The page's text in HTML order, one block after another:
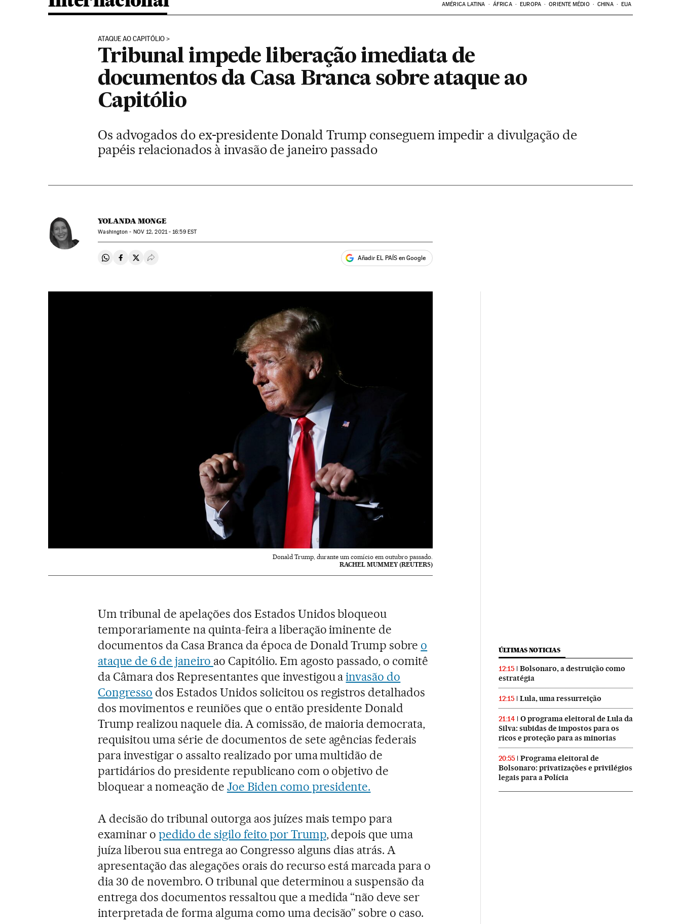
AMÉRICA LATINA ÁFRICA EUROPA ORIENTE MÉDIO CHINA EUA
ATAQUE AO CAPITÓLIO
Tribunal impede liberação imediata de
documentos da Casa Branca sobre ataque ao
Capitólio
Os advogados do ex-presidente Donald Trump conseguem impedir a divulgação de
papéis relacionados à invasão de janeiro passado
YOLANDA MONGE
Washington - NOV12, 2021 - 16:59EST
Compartir en Whatsapp
Compartir en Facebook
Compartir en Twitter
Desplegar Redes Sociales Añadir EL PAÍS en Google
Donald Trump, durante um comício em outubro passado.
RACHEL MUMMEY (REUTERS)
Um tribunal de apelações dos Estados Unidos bloqueou
temporariamente na quinta-feira a liberação iminente de
documentos da Casa Branca da época de Donald Trump sobre o
ataque de 6 de janeiro ao Capitólio. Em agosto passado, o comitê
da Câmara dos Representantes que investigou ainvasão do
Congresso dos Estados Unidos solicitou os registros detalhados
dos movimentos e reuniões que o então presidente Donald
Trump realizou naquele dia. A comissão, de maioria democrata,
requisitou uma série de documentos de sete agências federais
para investigar o assalto realizado por uma multidão de
partidários do presidente republicano com o objetivo de
bloquear a nomeação de Joe Biden como presidente.
A decisão do tribunal outorga aos juízes mais tempo para
examinar opedido de sigilo feito por Trump, depois que uma
juíza liberou sua entrega ao Congresso alguns dias atrás. A
apresentação das alegações orais do recurso está marcada para o
dia 30 de novembro. O tribunal que determinou a suspensão da
entrega dos documentos ressaltou que a medida “não deve ser
interpretada de forma alguma como uma decisão” sobre o caso.
ÚLTIMAS NOTICIAS
12:15
Bolsonaro, a destruição como
estratégia
12:15 Lula, uma ressurreição
21:14
O programa eleitoral de Lula da
Silva: subidas de impostos para os
ricos e proteção para as minorias
20:55
Programa eleitoral de
Bolsonaro: privatizações e privilégios
legais para a Polícia